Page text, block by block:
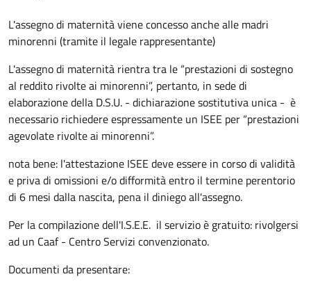
L'assegno di maternità viene concesso anche alle madri
minorenni (tramite il legale rappresentante)
L'assegno di maternità rientra tra le “prestazioni di sostegno
al reddito rivolte ai minorenni”, pertanto, in sede di
elaborazione della D.S.U. - dichiarazione sostitutiva unica - è
necessario richiedere espressamente un ISEE per “prestazioni
agevolate rivolte ai minorenni”.
nota bene: l'attestazione ISEE deve essere in corso di validità
e priva di omissioni e/o difformità entro il termine perentorio
di 6 mesi dalla nascita, pena il diniego all'assegno.
Per la compilazione dell'I.S.E.E. il servizio è gratuito: rivolgersi
ad un Caaf - Centro Servizi convenzionato.
Documenti da presentare: